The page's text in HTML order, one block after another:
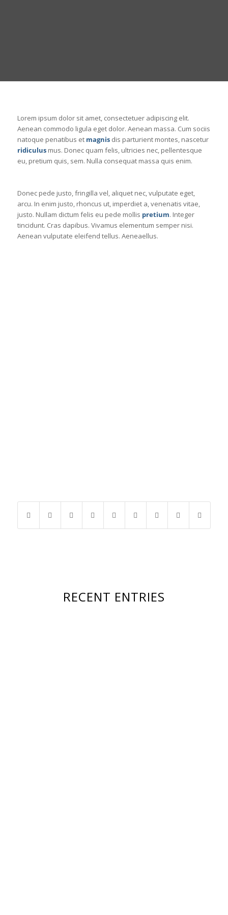
Lorem ipsum dolor sit amet, consectetuer adipiscing elit.
Aenean commodo ligula eget dolor. Aenean massa. Cum sociis
natoque penatibus et magnisdis parturient montes, nascetur
ridiculusmus. Donec quam felis, ultricies nec, pellentesque
eu, pretium quis, sem. Nulla consequat massa quis enim.
Donec pede justo, fringilla vel, aliquet nec, vulputate eget,
arcu. In enim justo, rhoncus ut, imperdiet a, venenatis vitae,
justo. Nullam dictum felis eu pede mollis pretium. Integer
tincidunt. Cras dapibus. Vivamus elementum semper nisi.
Aenean vulputate eleifend tellus. Aeneaellus.
RECENT ENTRIES